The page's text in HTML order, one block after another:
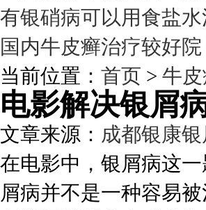
有银硝病可以用食盐
国内牛皮癣治疗较好院
当前位置： 首页 > 牛
电影解决银屑
文章来源： 成都银康
在电影中，银屑病这
屑病并不是一种容易